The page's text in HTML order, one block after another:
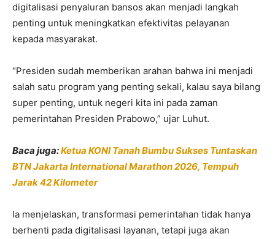
digitalisasi penyaluran bansos akan menjadi langkah
penting untuk meningkatkan efektivitas pelayanan
kepada masyarakat.
“Presiden sudah memberikan arahan bahwa ini menjadi
salah satu program yang penting sekali, kalau saya bilang
super penting, untuk negeri kita ini pada zaman
pemerintahan Presiden Prabowo,” ujar Luhut.
Baca juga:Ketua KONI Tanah Bumbu Sukses Tuntaskan
BTN Jakarta International Marathon 2026, Tempuh
Jarak 42 Kilometer
Ia menjelaskan, transformasi pemerintahan tidak hanya
berhenti pada digitalisasi layanan, tetapi juga akan